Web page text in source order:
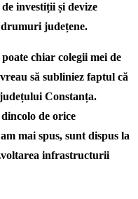
investiții și devize
drumuri județene.
chiar colegii mei de
să subliniez faptul că
Constanța.
de orice
mai spus, sunt dispus la
infrastructurii